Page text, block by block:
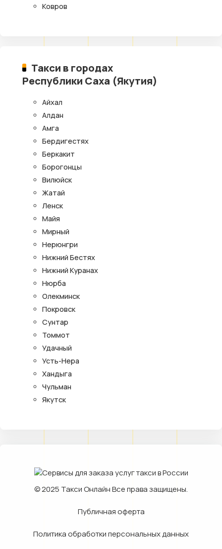
Ковров
Такси в городах
Республики Саха (Якутия)
Айхал
Алдан
Амга
Бердигестях
Беркакит
Борогонцы
Вилюйск
Жатай
Ленск
Майя
Мирный
Нерюнгри
Нижний Бестях
Нижний Куранах
Нюрба
Олекминск
Покровск
Сунтар
Томмот
Удачный
Усть-Нера
Хандыга
Чульман
Якутск
© 2025 Такси ОнлайнВсе права защищены.
Публичная оферта
Политика обработки персональных данных